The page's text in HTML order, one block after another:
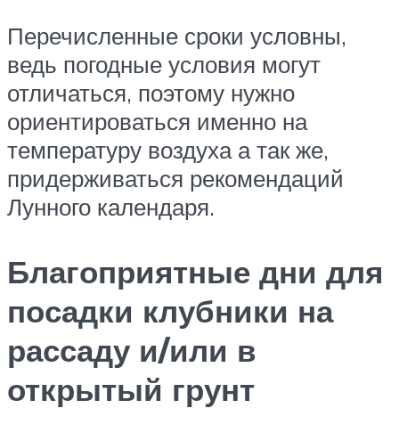
Перечисленные сроки условны,
ведь погодные условия могут
отличаться, поэтому нужно
ориентироваться именно на
температуру воздуха а так же,
придерживаться рекомендаций
Лунного календаря.
Благоприятные дни для
посадки клубники на
рассаду и/или в
открытый грунт